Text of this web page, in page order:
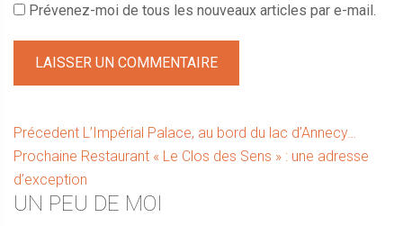
Prévenez-moi de tous les nouveaux articles par e-mail.
Navigation
de
l’article
Précedent Article
précédent :
L’Impérial Palace, au bord du lac d’Annecy…
Prochaine Article
suivant :
Restaurant « Le Clos des Sens » : une adresse
d’exception
Sidebar
UN PEU DE MOI